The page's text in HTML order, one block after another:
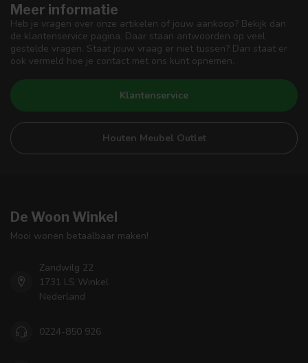
Meer informatie
Heb je vragen over onze artikelen of jouw aankoop? Bekijk dan
de klantenservice pagina. Daar staan antwoorden op veel
gestelde vragen. Staat jouw vraag er niet tussen? Dan staat er
ook vermeld hoe je contact met ons kunt opnemen.
Klantenservice
Houten Meubel Outlet
De Woon Winkel
Mooi wonen betaalbaar maken!
Zandwilg 22
1731 LS Winkel
Nederland
0224-850 926